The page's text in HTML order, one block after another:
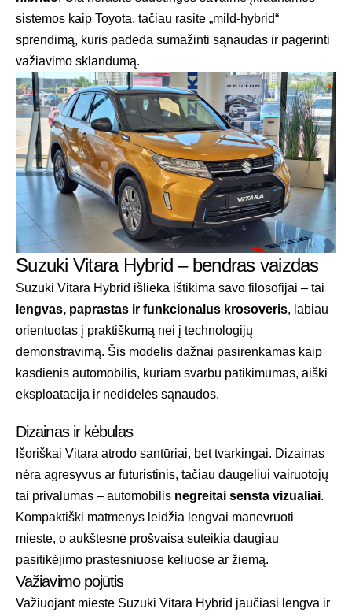
sistemos kaip Toyota, tačiau rasite „mild-hybrid“
sprendimą, kuris padeda sumažinti sąnaudas ir pagerinti
važiavimo sklandumą.
Suzuki Vitara Hybrid – bendras vaizdas
Suzuki Vitara Hybrid išlieka ištikima savo filosofijai – tai
lengvas, paprastas ir funkcionalus krosoveris, labiau
orientuotas į praktiškumą nei į technologijų
demonstravimą. Šis modelis dažnai pasirenkamas kaip
kasdienis automobilis, kuriam svarbu patikimumas, aiški
eksploatacija ir nedidelės sąnaudos.
Dizainas ir kėbulas
Išoriškai Vitara atrodo santūriai, bet tvarkingai. Dizainas
nėra agresyvus ar futuristinis, tačiau daugeliui vairuotojų
tai privalumas – automobilis negreitai sensta vizualiai.
Kompaktiški matmenys leidžia lengvai manevruoti
mieste, o aukštesnė prošvaisa suteikia daugiau
pasitikėjimo prastesniuose keliuose ar žiemą.
Važiavimo pojūtis
Važiuojant mieste Suzuki Vitara Hybrid jaučiasi lengva ir